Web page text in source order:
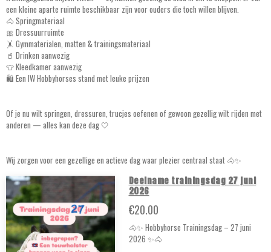
een kleine aparte ruimte beschikbaar zijn voor ouders die toch willen blijven.
🐴 Springmateriaal
🎀 Dressuurruimte
🤸 Gymmaterialen, matten & trainingsmateriaal
🥤 Drinken aanwezig
👕 Kleedkamer aanwezig
🛍️ Een IW Hobbyhorses stand met leuke prijzen
Of je nu wilt springen, dressuren, trucjes oefenen of gewoon gezellig wilt rijden met
anderen — alles kan deze dag 🤍
Wij zorgen voor een gezellige en actieve dag waar plezier centraal staat 🐴✨
Deelname trainingsdag 27 juni
2026
€20.00
🐴✨ Hobbyhorse Trainingsdag – 27 juni
2026 ✨🐴